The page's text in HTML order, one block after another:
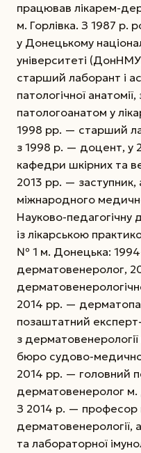
працював лікарем-
м. Горлівка. З 1987 р.
у Донецькому
університеті
старший лаборант і
патологічної
патологоанатом у
1998 рр. — старший
з 1998 р. — доцент, у
кафедри шкірних та
2013 рр. — заступник,
міжнародного
Науково-педагогічну
із лікарською
№ 1 м. Донецька:
дерматовенеролог,
2014 рр. —
позаштатний
з
бюро судово-
2014 рр. — головний
дерматовенеролог
З 2014 р. — професор
дерматовенерології,
та лабораторної